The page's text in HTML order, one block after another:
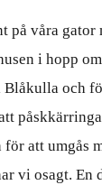
på våra gator
i hopp
och
att umgås
vi osagt. En